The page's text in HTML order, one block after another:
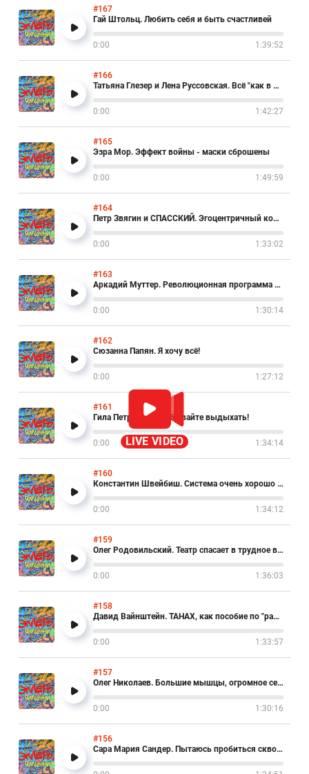
#167
Гай Штольц. Любить себя и быть счастливей
0:00 1:39:52
#166
Татьяна Глезер и Лена Руссовская. Всё "как в кино!"
0:00 1:42:27
#165
Эзра Мор. Эффект войны - маски сброшены
0:00 1:49:59
#164
Петр Звягин и СПАССКИЙ. Эгоцентричный коктейль с ЛаймЪом
0:00 1:33:02
#163
Аркадий Муттер. Революционная программа не прошла
0:00 1:30:14
#162
Сюзанна Папян. Я хочу всё!
0:00 1:27:12
#161
Гила Петрова. Не забывайте выдыхать!
0:00 1:34:14
#160
Константин Швейбиш. Система очень хорошо умеет делать очень плохо
0:00 1:34:12
#159
Олег Родовильский. Театр спасает в трудное время
0:00 1:36:03
#158
Давид Вайнштейн. ТАНАХ, как пособие по "работе над ошибками"
0:00 1:33:57
#157
Олег Николаев. Большие мышцы, огромное сердце
0:00 1:30:16
#156
Сара Мария Сандер. Пытаюсь пробиться сквозь немецкий "пузырь"
LIVE VIDEO